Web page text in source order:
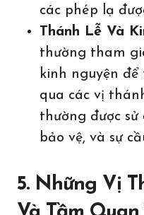
các phép lạ
Thánh Lễ Và
thường tham
kinh nguyện
qua các vị
thường được sử
bảo vệ, và sự
5. Những Vị